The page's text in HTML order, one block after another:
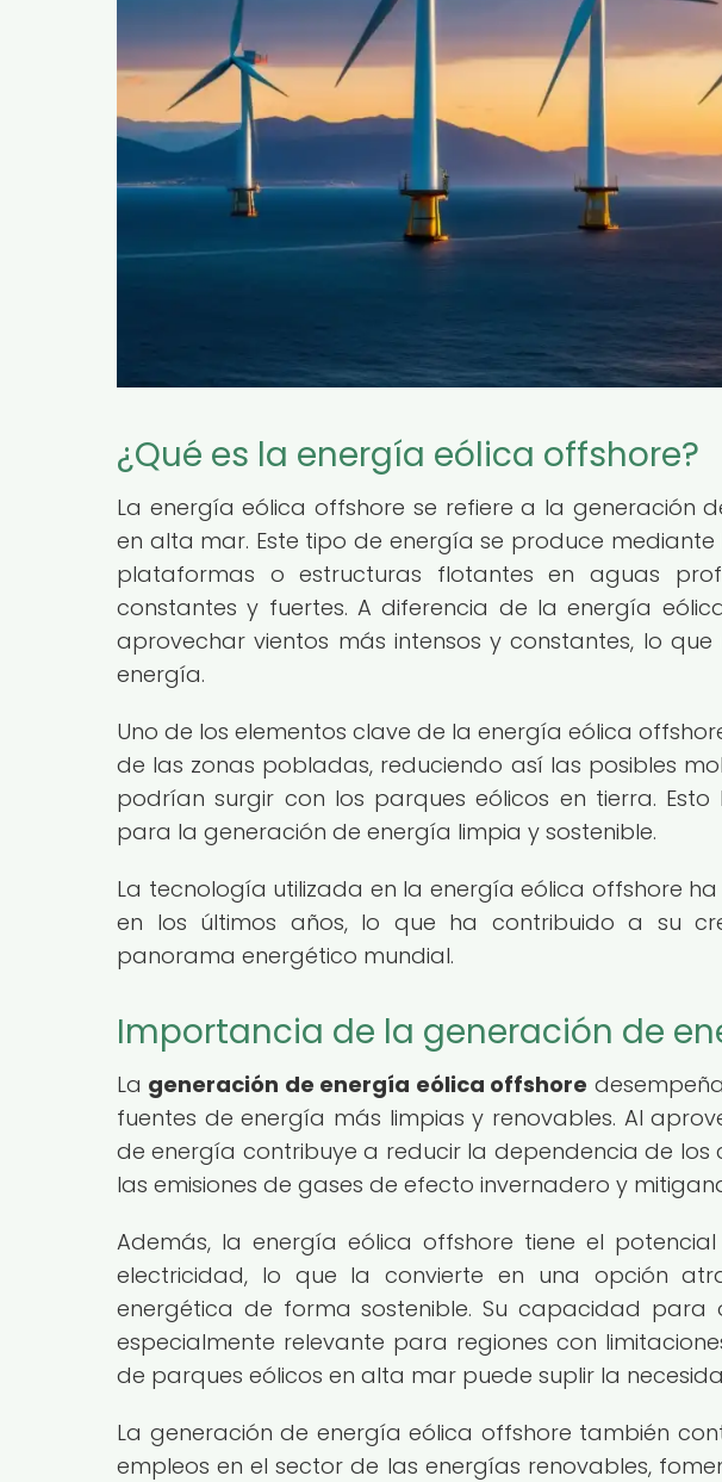
¿Qué es la energía eólica offshore?
La energía eólica offshore se refiere a la generación
en alta mar. Este tipo de energía se produce
plataformas o estructuras flotantes en aguas
constantes y fuertes. A diferencia de la energía
aprovechar vientos más intensos y constantes, lo
energía.
Uno de los elementos clave de la energía eólica
de las zonas pobladas, reduciendo así las posibles
podrían surgir con los parques eólicos en tierra.
para la generación de energía limpia y sostenible.
La tecnología utilizada en la energía eólica offshore
en los últimos años, lo que ha contribuido a su
panorama energético mundial.
Importancia de la generación de
La generación de energía eólica offshore
fuentes de energía más limpias y renovables. Al
de energía contribuye a reducir la dependencia de los
las emisiones de gases de efecto invernadero y
Además, la energía eólica offshore tiene el
electricidad, lo que la convierte en una opción
energética de forma sostenible. Su capacidad
especialmente relevante para regiones con
de parques eólicos en alta mar puede suplir la
La generación de energía eólica offshore también
empleos en el sector de las energías renovables,